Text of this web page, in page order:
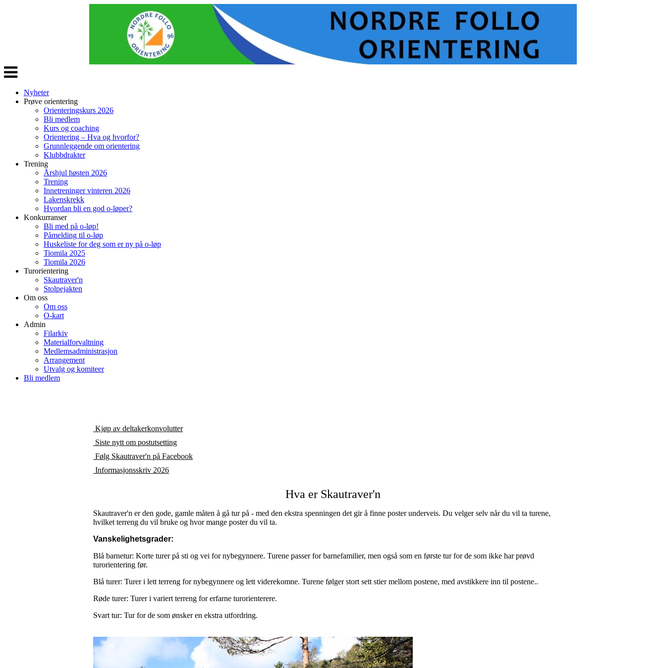
Veksle
navigasjon
Nyheter
Prøve orientering
Orienteringskurs 2026
Bli medlem
Kurs og coaching
Orientering – Hva og hvorfor?
Grunnleggende om orientering
Klubbdrakter
Trening
Årshjul høsten 2026
Trening
Innetreninger vinteren 2026
Lakenskrekk
Hvordan bli en god o-løper?
Konkurranser
Bli med på o-løp!
Påmelding til o-løp
Huskeliste for deg som er ny på o-løp
Tiomila 2025
Tiomila 2026
Turorientering
Skautraver'n
Stolpejakten
Om oss
Om oss
O-kart
Admin
Filarkiv
Materialforvaltning
Medlemsadministrasjon
Arrangement
Utvalg og komiteer
Bli medlem
Kjøp av deltakerkonvolutter
Siste nytt om postutsetting
Følg Skautraver'n på Facebook
Informasjonsskriv 2026
Hva er Skautraver'n
Skautraver'n er den gode, gamle måten å gå tur på - med den ekstra spenningen det gir å finne poster underveis. Du velger selv når du vil ta turene,
hvilket terreng du vil bruke og hvor mange poster du vil ta.
Vanskelighetsgrader:
Blå barnetur: Korte turer på sti og vei for nybegynnere. Turene passer for barnefamilier, men også som en første tur for de som ikke har prøvd
turorientering før.
Blå turer: Turer i lett terreng for nybegynnere og lett viderekomne. Turene følger stort sett stier mellom postene, med avstikkere inn til postene..
Røde turer: Turer i variert terreng for erfarne turorienterere.
Svart tur: Tur for de som ønsker en ekstra utfordring.